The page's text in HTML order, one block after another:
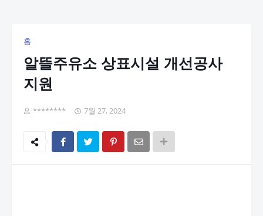
홈
알뜰주유소 상표시설 개선공사
지원
******** 7월 27, 2024